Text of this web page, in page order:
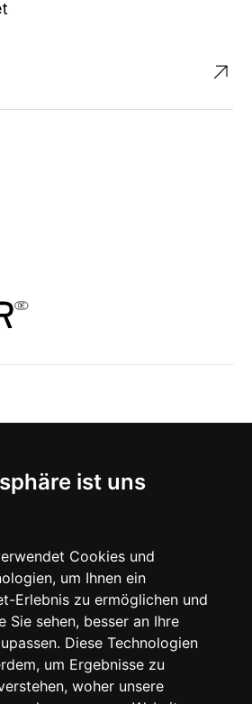
ist uns
Cookies und
um Ihnen ein
Erlebnis zu ermöglichen und
Sie sehen, besser an Ihre
Diese Technologien
um Ergebnisse zu
woher unsere
↗︎